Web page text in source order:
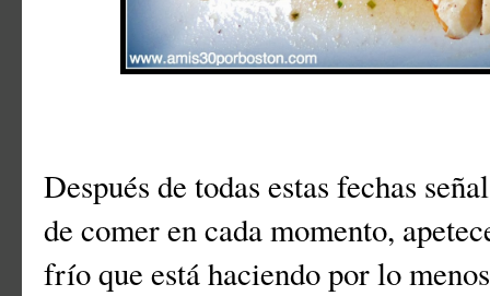
Después de todas estas fechas
de comer en cada momento,
frío que está haciendo por lo